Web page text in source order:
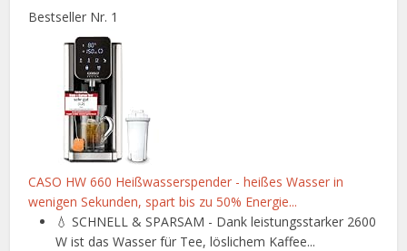
Bestseller Nr. 1
CASO HW 660 Heißwasserspender - heißes Wasser in
wenigen Sekunden, spart bis zu 50% Energie...
💧 SCHNELL & SPARSAM - Dank leistungsstarker 2600
W ist das Wasser für Tee, löslichem Kaffee...